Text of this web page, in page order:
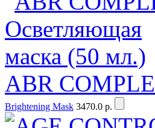
ABR
Brightening Mask 3470.0 р.